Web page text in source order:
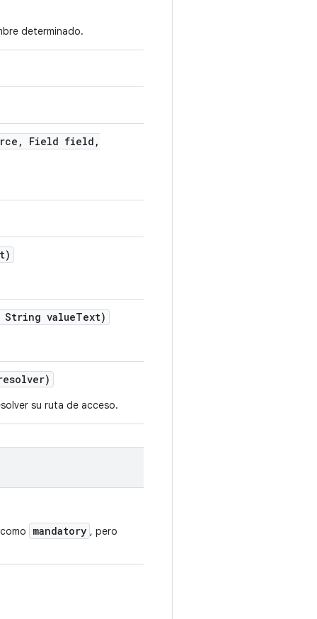
determinado.
, Field field ,
String valueText)
su ruta de acceso.
mandatory , pero